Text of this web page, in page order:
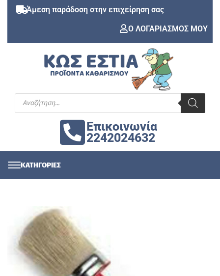
Άμεση παράδοση στην επιχείρηση σας
Ο ΛΟΓΑΡΙΑΣΜΟΣ ΜΟΥ
Επικοινωνία
2242024632